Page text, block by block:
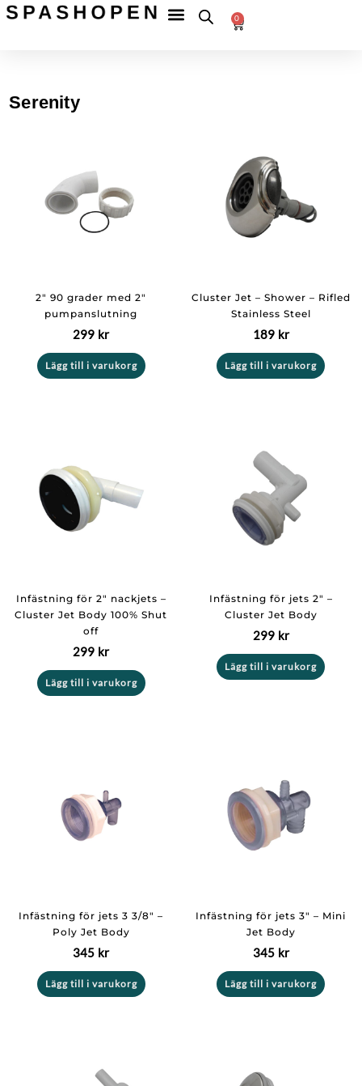
Hoppa
till
Betala
Fri
frakt
till
0
Varukorg
Serenity
2″ 90 grader med 2″
pumpanslutning
299 kr
Lägg till i varukorg
Cluster Jet – Shower – Rifled
Stainless Steel
189 kr
Lägg till i varukorg
Infästning för 2″ nackjets –
Cluster Jet Body 100% Shut
off
299 kr
Lägg till i varukorg
Infästning för jets 2″ –
Cluster Jet Body
299 kr
Lägg till i varukorg
Infästning för jets 3 3/8″ –
Poly Jet Body
345 kr
Lägg till i varukorg
Infästning för jets 3″ – Mini
Jet Body
345 kr
Lägg till i varukorg